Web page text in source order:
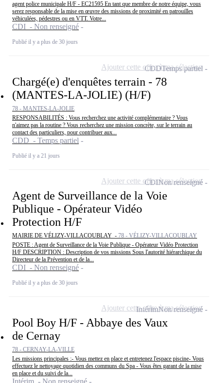
agent police municipale H/F - EC21595 En tant que membre de notre équipe, vous
serez responsable de la mise en œuvre des missions de proximité en patrouilles
véhiculées, pédestres ou en VTT. Votre...
CDI - Non renseigné
Publié il y a plus de 30 jours
Chargé(e) d'enquêtes terrain - 78
(MANTES-LA-JOLIE) (H/F)
78 - MANTES-LA-JOLIE
RESPONSABILITÉS : Vous recherchez une activité complémentaire ? Vous
n'aimez pas la routine ? Vous recherchez une mission concrète, sur le terrain au
contact des particuliers, pour contribuer aux...
CDD - Temps partiel
Publié il y a 21 jours
CDDTemps partiel
Ajouter cette offre à ma sélection
Agent de Surveillance de la Voie
Publique - Opérateur Vidéo
Protection H/F
MAIRIE DE VÉLIZY-VILLACOUBLAY - 78 - VÉLIZY-VILLACOUBLAY
POSTE : Agent de Surveillance de la Voie Publique - Opérateur Vidéo Protection
H/F DESCRIPTION : Description de vos missions Sous l'autorité hiérarchique du
Directeur de la Prévention et de la...
CDI - Non renseigné
Publié il y a plus de 30 jours
CDINon renseigné
Ajouter cette offre à ma sélection
Pool Boy H/F - Abbaye des Vaux
de Cernay
78 - CERNAY-LA-VILLE
Les missions principales :- Vous mettez en place et entretenez l'espace piscine- Vous
effectuez le nettoyage quotidien des communs du Spa - Vous êtes garant de la mise
en place et du suivi de la...
Intérim - Non renseigné
IntérimNon renseigné
Ajouter cette offre à ma sélection